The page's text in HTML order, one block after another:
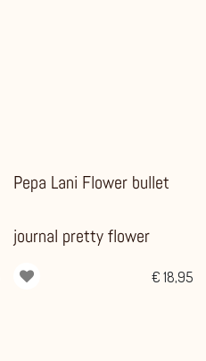
Pepa Lani Flower bullet
journal pretty flower
€ 18,95